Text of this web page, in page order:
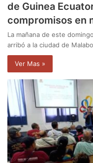
de Guinea
compromisos en
La mañana de este
arribó a la ciudad de
Ver Mas »